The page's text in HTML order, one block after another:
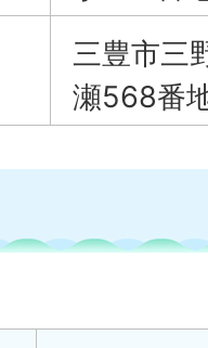
三豊市三
瀬568番